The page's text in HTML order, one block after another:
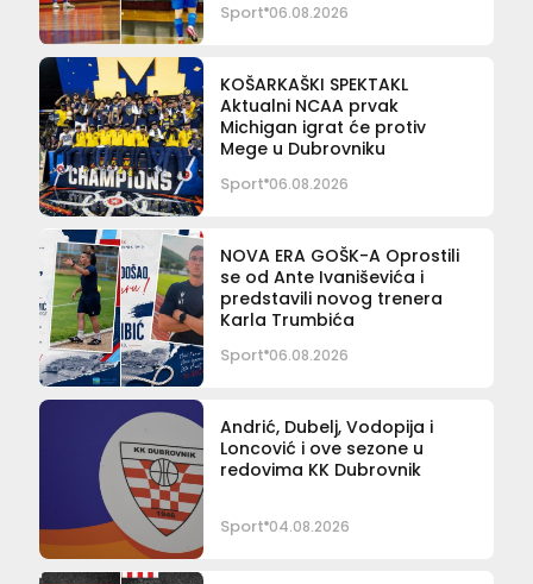
Sport 06.08.2026
KOŠARKAŠKI SPEKTAKL
Aktualni NCAA prvak
Michigan igrat će protiv
Mege u Dubrovniku
Sport 06.08.2026
NOVA ERA GOŠK-A Oprostili
se od Ante Ivaniševića i
predstavili novog trenera
Karla Trumbića
Sport 06.08.2026
Andrić, Dubelj, Vodopija i
Loncović i ove sezone u
redovima KK Dubrovnik
Sport 04.08.2026